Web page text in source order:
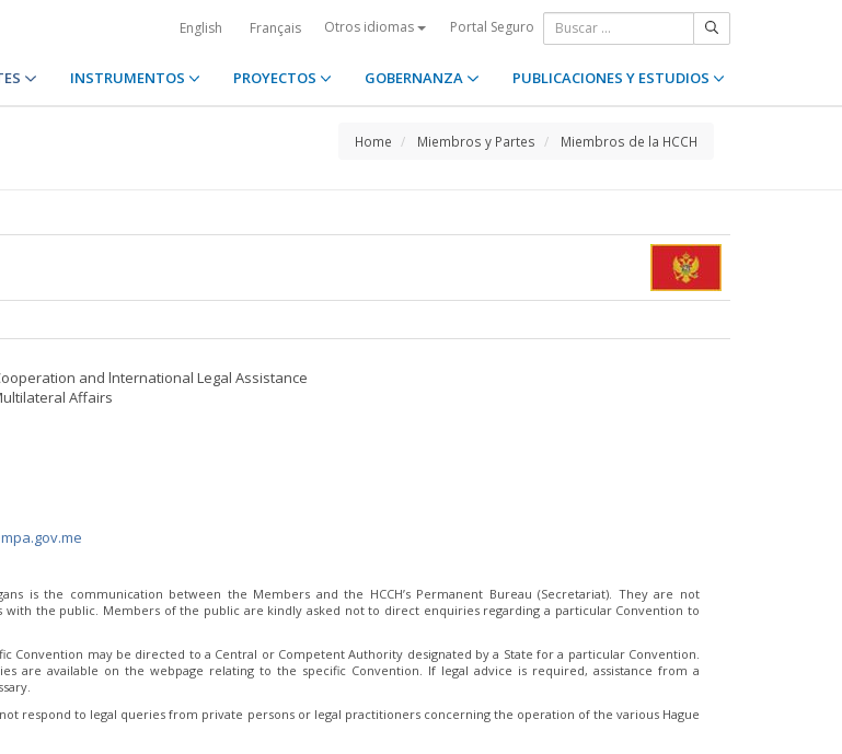
English Français Otros idiomas Portal Seguro
INSTRUMENTOS PROYECTOS GOBERNANZA PUBLICACIONES Y ESTUDIOS
Home Miembros y Partes Miembros de la HCCH
and lnternational Legal Assistance
Affairs
is the communication between the Members and the HCCH’s Permanent Bureau (Secretariat). They are not
the public. Members of the public are kindly asked not to direct enquiries regarding a particular Convention to
Convention may be directed to a Central or Competent Authority designated by a State for a particular Convention.
are available on the webpage relating to the specific Convention. If legal advice is required, assistance from a
respond to legal queries from private persons or legal practitioners concerning the operation of the various Hague